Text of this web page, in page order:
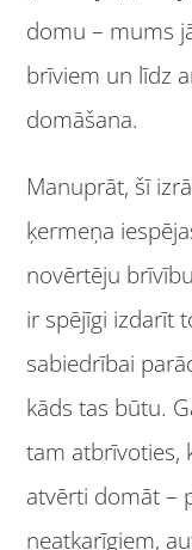
domu – mums
brīviem un līdz
domāšana.
Manuprāt, šī
ķermeņa
novērtēju
ir spējīgi izdarīt
sabiedrībai
kāds tas būtu.
tam atbrīvoties,
atvērti domāt –
neatkarīgiem,